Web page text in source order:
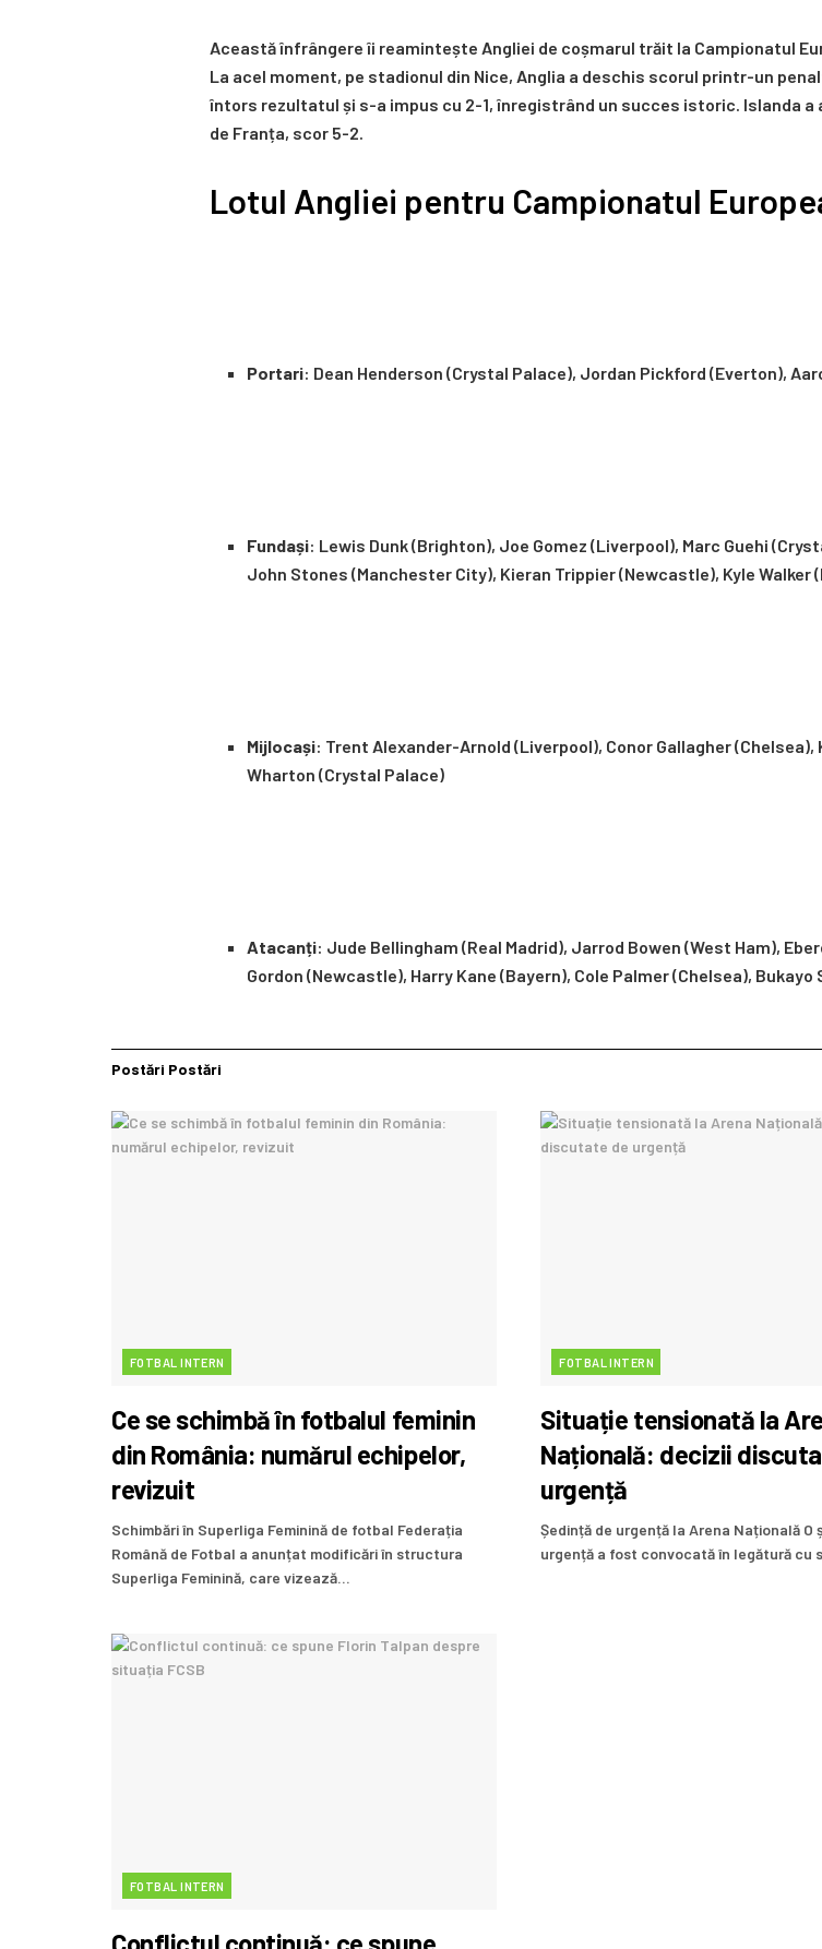
Această înfrângere îi reamintește Angliei de coșmarul trăit la Campionatul
La acel moment, pe stadionul din Nice, Anglia a deschis scorul printr-un
întors rezultatul și s-a impus cu 2-1, înregistrând un succes istoric. Islanda
de Franța, scor 5-2.
Lotul Angliei pentru Campionatul
Portari: Dean Henderson (Crystal Palace), Jordan Pickford (Everton),
Fundași: Lewis Dunk (Brighton), Joe Gomez (Liverpool), Marc Guehi
John Stones (Manchester City), Kieran Trippier (Newcastle), Kyle Walker
Mijlocași: Trent Alexander-Arnold (Liverpool), Conor Gallagher
Wharton (Crystal Palace)
Atacanți: Jude Bellingham (Real Madrid), Jarrod Bowen (West Ham),
Gordon (Newcastle), Harry Kane (Bayern), Cole Palmer (Chelsea),
Postări Postări
FOTBAL INTERN
Ce se schimbă în fotbalul feminin
din România: numărul echipelor,
revizuit
Schimbări în Superliga Feminină de fotbal Federația
Română de Fotbal a anunțat modificări în structura
Superliga Feminină, care vizează...
FOTBAL INTERN
Situație tensionată la
Națională: decizii
urgență
Ședință de urgență la Arena Națională O
urgență a fost convocată în legătură cu
FOTBAL INTERN